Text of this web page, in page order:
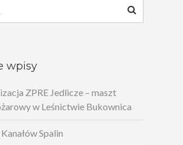
wpisy
ZPRE Jedlicze – maszt
w Leśnictwie Bukownica
Spalin